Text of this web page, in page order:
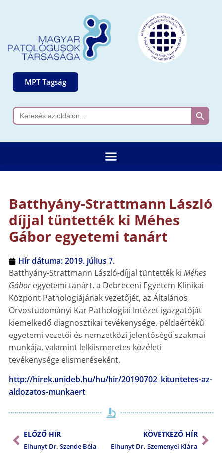
MPT Tagság
Search
for:
Search
Batthyány-Strattmann László
díjjal tüntették ki Méhes
Gábor egyetemi tanárt
Hír dátuma:2019. július 7.
Batthyány-Strattmann László-díjjal tüntették ki Méhes
Gáboregyetemi tanárt, a Debreceni Egyetem Klinikai
Központ Pathologiájának vezetőjét, az Általános
Orvostudományi Kar Pathologiai Intézet igazgatóját
kiemelkedő diagnosztikai tevékenysége, példaértékű
egyetemi vezetői és nemzetközi jelentőségű szakmai
munkája, valamint lelkiismeretes közéleti
tevékenysége elismeréseként.
http://hirek.unideb.hu/hu/hir/20190702_kituntetes-az-
aldozatos-munkaert
ELŐZŐ HÍR
Elhunyt Dr. Szende Béla
KÖVETKEZŐ HÍR
Elhunyt Dr. Szemenyei Klára